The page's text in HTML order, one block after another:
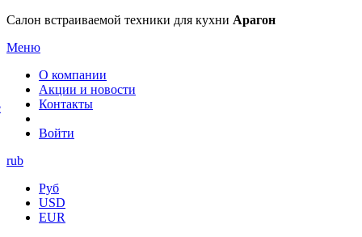
Салон встраиваемой техники для кухни Арагон
Меню
О компании
Акции и новости
Контакты
Войти
rub
Руб
USD
EUR